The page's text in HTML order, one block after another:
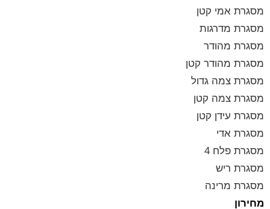
מסגרת אמי קטן
מסגרת מדרגות
מסגרת מהודר
מסגרת מהודר קטן
מסגרת צמה גדול
מסגרת צמה קטן
מסגרת עידן קטן
מסגרת אדי
מסגרת פלח 4
מסגרת ריש
מסגרת מרינה
מחירון